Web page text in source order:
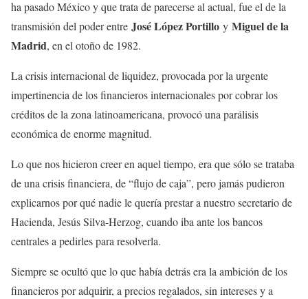
ha pasado México y que trata de parecerse al actual, fue el de la
transmisión del poder entre José López Portillo y Miguel de la
Madrid, en el otoño de 1982.
La crisis internacional de liquidez, provocada por la urgente
impertinencia de los financieros internacionales por cobrar los
créditos de la zona latinoamericana, provocó una parálisis
económica de enorme magnitud.
Lo que nos hicieron creer en aquel tiempo,‎ era que sólo se trataba
de una crisis financiera, de “flujo de caja”, pero jamás pudieron
explicarnos por qué nadie le quería prestar a nuestro secretario de
Hacienda, Jesús Silva-Herzog, cuando iba ante los bancos
centrales a pedirles para resolverla.
Siempre se ocultó que lo que había detrás era la ambición de los
financieros por adquirir, a precios regalados, sin intereses y a